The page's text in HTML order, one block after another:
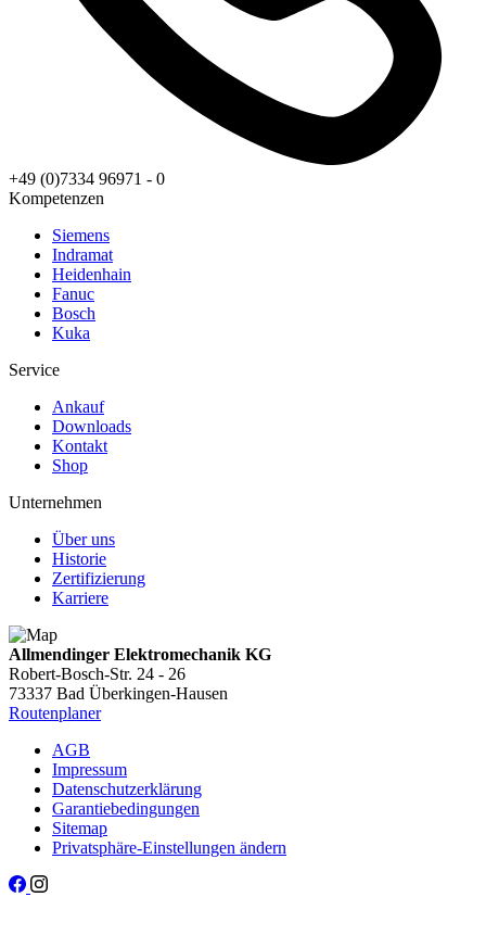
+49 (0)7334 96971 - 0
Kompetenzen
Siemens
Indramat
Heidenhain
Fanuc
Bosch
Kuka
Service
Ankauf
Downloads
Kontakt
Shop
Unternehmen
Über uns
Historie
Zertifizierung
Karriere
Allmendinger Elektromechanik KG
Robert-Bosch-Str. 24 - 26
73337 Bad Überkingen-Hausen
Routenplaner
AGB
Impressum
Datenschutzerklärung
Garantiebedingungen
Sitemap
Privatsphäre-Einstellungen ändern